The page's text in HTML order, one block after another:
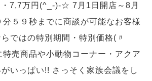
7,7万円(^_-)-☆ 7月1日開店～8月
５９秒までに商談が可能なお客様
ではの特別期間・特別価格(〃
売商品や小動物コーナー・アクア
いっぱい!! さっそく家族会議をし